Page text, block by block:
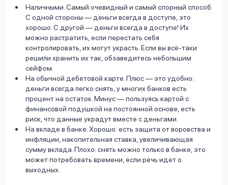
Наличными. Самый очевидный и самый спорный способ.
С одной стороны –– деньги всегда в доступе, это
хорошо. С другой –– деньги всегда в доступе! Их
можно растратить, если перестать себя
контролировать, их могут украсть. Если вы всё-таки
решили хранить их так, обзаведитесь небольшим
сейфом.
На обычной дебетовой карте. Плюс –– это удобно:
деньги всегда легко снять, у многих банков есть
процент на остаток. Минус –– пользуясь картой с
финансовой подушкой на постоянной основе, есть
риск, что данные украдут вместе с деньгами.
На вкладе в банке. Хорошо: есть защита от воровства и
инфляции, накопительная ставка, увеличивающая
сумму вклада. Плохо: снять можно только в банке, это
может потребовать времени, если речь идет о
выходных.